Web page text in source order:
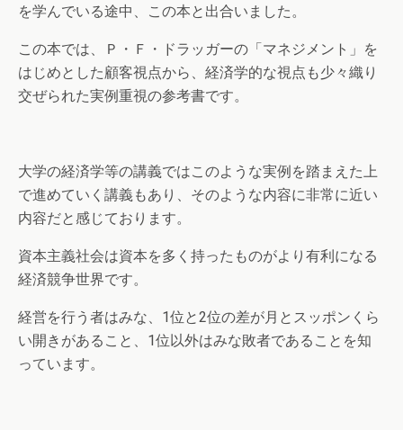
を学んでいる途中、この本と出合いました。
この本では、Ｐ・Ｆ・ドラッガーの「マネジメント」を
はじめとした顧客視点から、経済学的な視点も少々織り
交ぜられた実例重視の参考書です。
大学の経済学等の講義ではこのような実例を踏まえた上
で進めていく講義もあり、そのような内容に非常に近い
内容だと感じております。
資本主義社会は資本を多く持ったものがより有利になる
経済競争世界です。
経営を行う者はみな、1位と2位の差が月とスッポンくら
い開きがあること、1位以外はみな敗者であることを知
っています。